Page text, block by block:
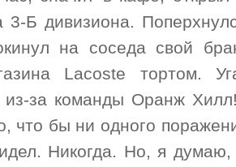
3-Б дивизиона.
на соседа свой
Lacoste тортом.
из-за команды Оранж
что бы ни одного
Никогда. Но, я